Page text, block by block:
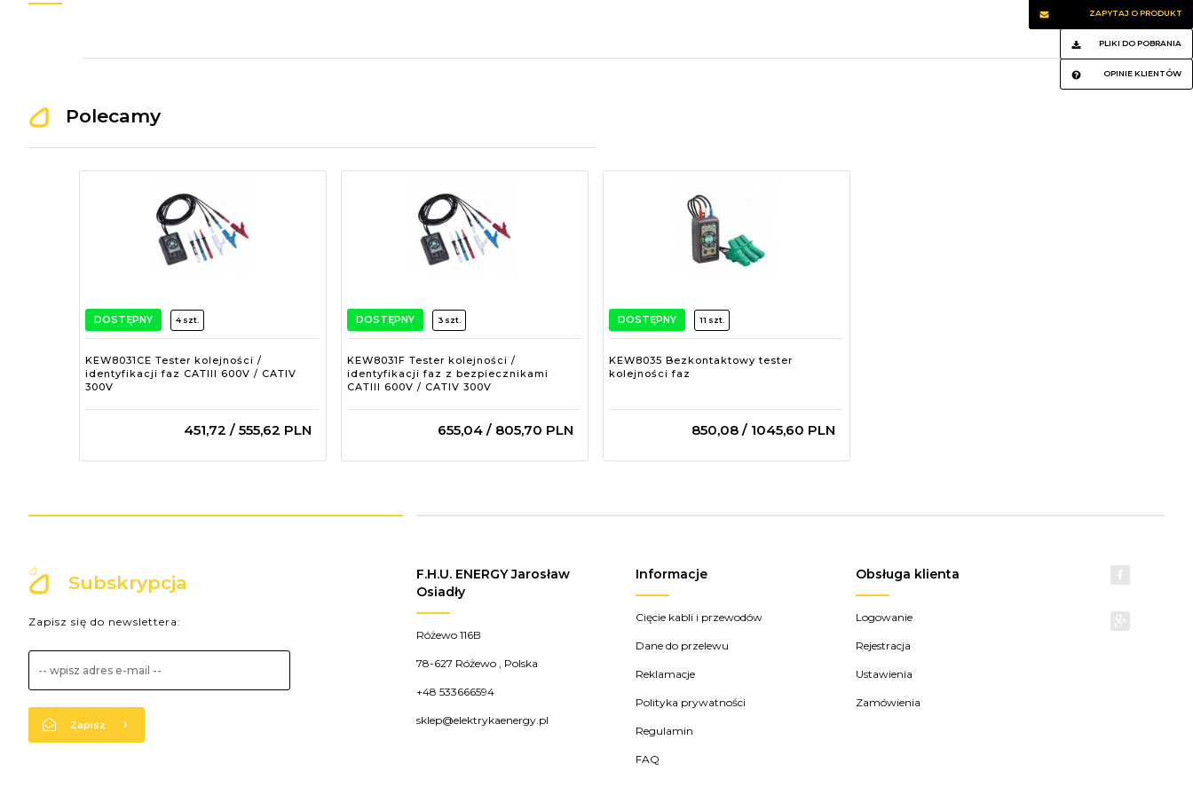
ZAPYTAJ O PRODUKT
PLIKI DO POBRANIA
OPINIE KLIENTÓW
Polecamy
DOSTĘPNY 4 szt.
KEW8031CE Tester kolejności /
identyfikacji faz CATIII 600V / CATIV
300V
451,72 / 555,62 PLN
DOSTĘPNY 3 szt.
KEW8031F Tester kolejności /
identyfikacji faz z bezpiecznikami
CATIII 600V / CATIV 300V
655,04 / 805,70 PLN
DOSTĘPNY 11 szt.
KEW8035 Bezkontaktowy tester
kolejności faz
850,08 / 1045,60 PLN
Subskrypcja
Zapisz się do newslettera:
Zapisz
F.H.U. ENERGY Jarosław
Osiadły
Różewo 116B
78-627 Różewo Polska
+48 533666594
sklep@elektrykaenergy.pl
Informacje
Cięcie kabli i przewodów
Dane do przelewu
Reklamacje
Polityka prywatności
Regulamin
FAQ
Obsługa klienta
Logowanie
Rejestracja
Ustawienia
Zamówienia